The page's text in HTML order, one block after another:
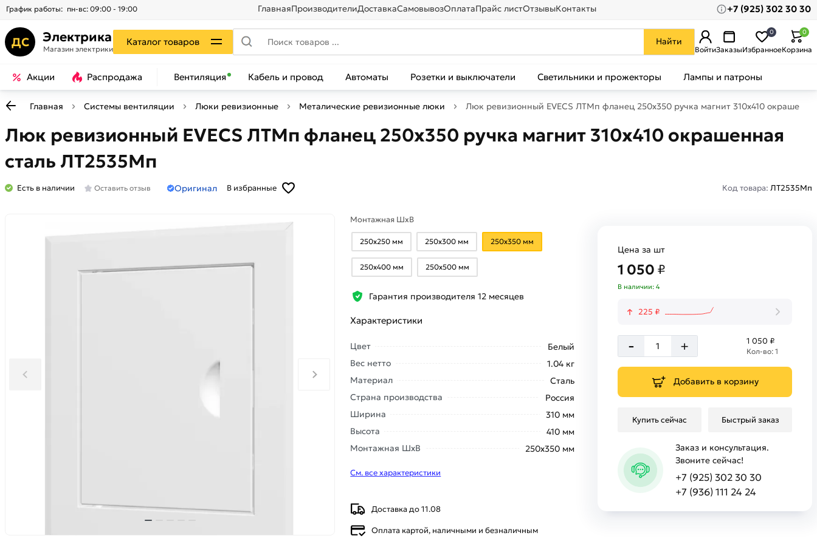
График работы: пн-вс: 09:00 - 19:00 ГлавнаяПроизводителиДоставкаСамовывозОплатаПрайс листОтзывыКонтакты +7 (925) 302 30 30
ДС Электрика
Магазин электрики
Каталог товаров Найти
ВойтиЗаказыИзбранное
0
Корзина
0
Акции Распродажа Вентиляция Кабель и провод Автоматы Розетки и выключатели Светильники и прожекторы Лампы и патроны
Главная Системы вентиляции Люки ревизионные Металические ревизионные люки Люк ревизионный EVECS ЛТМп фланец 250x350 ручка магнит 310x410
Люк ревизионный EVECS ЛТМп фланец 250x350 ручка магнит 310x410 окрашенная
сталь ЛТ2535Мп
Есть в наличии Оставить отзыв Оригинал В избранные Код товара: ЛТ2535Мп
Монтажная ШхВ
250х250 мм 250х300 мм 250х350 мм
250х400 мм 250х500 мм
Гарантия производителя 12 месяцев
Характеристики
Цвет
Белый
Вес нетто
1.04 кг
Материал
Сталь
Страна производства
Россия
Ширина
310 мм
Высота
410 мм
Монтажная ШхВ
250х350 мм
См. все характеристики
Доставка до 11.08
Оплата картой, наличными и безналичным
Цена за шт
1 050 ₽
В наличии: 4
225 ₽
- + 1 050 ₽
Кол-во: 1
Добавить в корзину
Купить сейчас Быстрый заказ
Заказ и консультация.
Звоните сейчас!
+7 (925) 302 30 30
+7 (936) 111 24 24